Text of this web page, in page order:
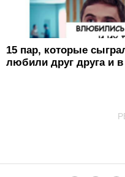
15 пар, которые
любили друг друга и в